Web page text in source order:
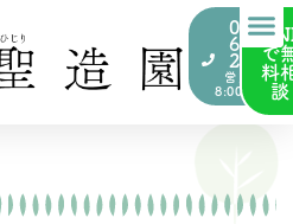
072-
676-
2000
営業時間
8:00~17:00
で
料
談